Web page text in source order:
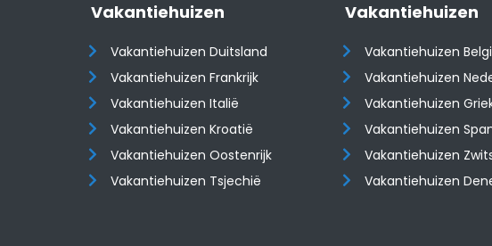
Vakantiehuizen
Vakantiehuizen Duitsland
Vakantiehuizen Frankrijk
Vakantiehuizen Italië
Vakantiehuizen Kroatië
​​​​​​​Vakantiehuizen Oostenrijk
Vakantiehuizen Tsjechië
Vakantiehuizen
Vakantiehuizen
Vakantiehuizen
Vakantiehuizen
Vakantiehuizen
​​​​​​​Vakantiehuizen
Vakantiehuizen